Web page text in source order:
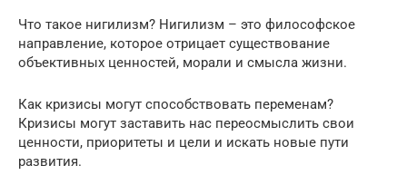
Что такое нигилизм? Нигилизм – это философское
направление, которое отрицает существование
объективных ценностей, морали и смысла жизни.
Как кризисы могут способствовать переменам?
Кризисы могут заставить нас переосмыслить свои
ценности, приоритеты и цели и искать новые пути
развития.